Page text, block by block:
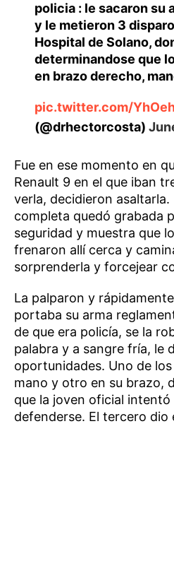
policia : le sacaron su
y le metieron 3
Hospital de Solano,
determinandose que
en brazo derecho,
pic.twitter.com/
(@drhectorcosta)
Fue en ese momento en
Renault 9 en el que iban
verla, decidieron asaltarla.
completa quedó grabada
seguridad y muestra que
frenaron allí cerca y
sorprenderla y forcejear
La palparon y
portaba su arma
de que era policía, se la
palabra y a sangre fría, le
oportunidades. Uno de
mano y otro en su brazo,
que la joven oficial intentó
defenderse. El tercero dio